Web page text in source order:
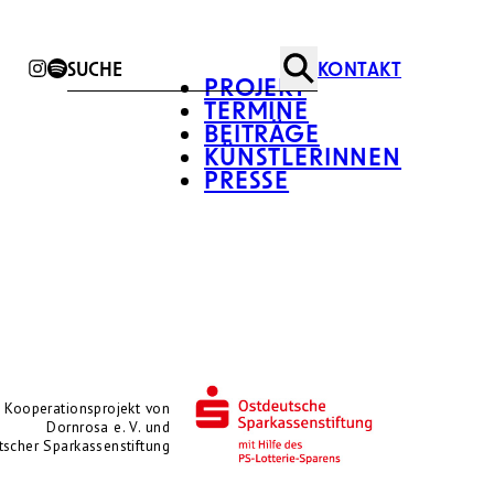
Suche KONTAKT
PROJEKT
TERMINE
BEITRÄGE
KÜNSTLERINNEN
PRESSE
Kooperationsprojekt von
Dornrosa e. V. und
Sparkassenstiftung